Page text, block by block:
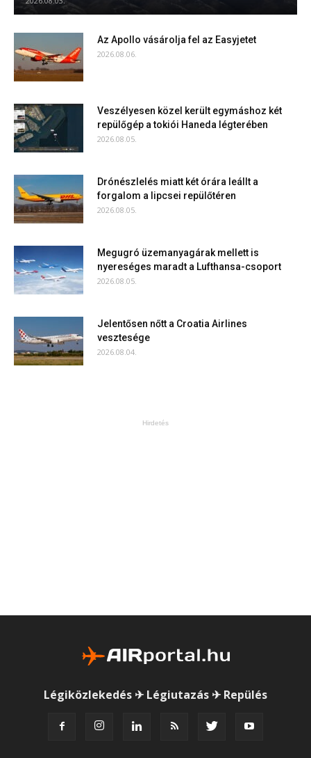
Az Apollo vásárolja fel az Easyjetet
2026.08.06.
Veszélyesen közel került egymáshoz két
repülőgép a tokiói Haneda légterében
2026.08.05.
Drónészlelés miatt két órára leállt a
forgalom a lipcsei repülőtéren
2026.08.05.
Megugró üzemanyagárak mellett is
nyereséges maradt a Lufthansa-csoport
2026.08.05.
Jelentősen nőtt a Croatia Airlines
vesztesége
2026.08.04.
Hirdetés
Légiközlekedés ✈ Légiutazás ✈ Repülés